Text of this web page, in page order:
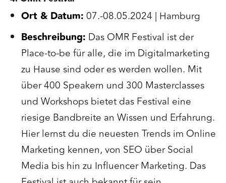
Ort & Datum: 07.-08.05.2024 | Hamburg
Beschreibung: Das OMR Festival ist der
Place-to-be für alle, die im Digitalmarketing
zu Hause sind oder es werden wollen. Mit
über 400 Speakern und 300 Masterclasses
und Workshops bietet das Festival eine
riesige Bandbreite an Wissen und Erfahrung.
Hier lernst du die neuesten Trends im Online
Marketing kennen, von SEO über Social
Media bis hin zu Influencer Marketing. Das